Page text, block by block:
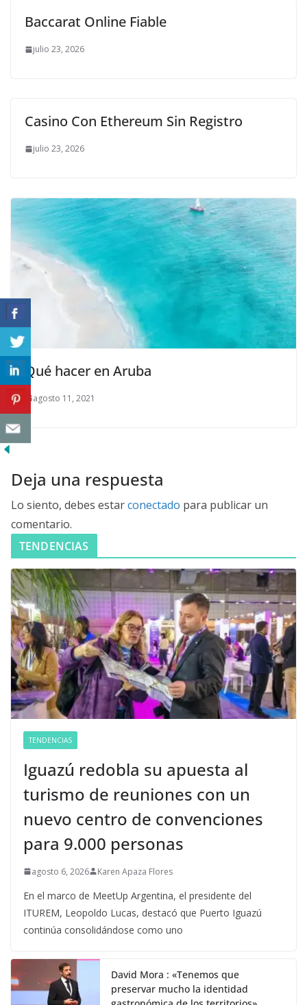
Baccarat Online Fiable
julio 23, 2026
Casino Con Ethereum Sin Registro
julio 23, 2026
Qué hacer en Aruba
agosto 11, 2021
Deja una respuesta
Lo siento, debes estarconectado para publicar un
comentario.
TENDENCIAS
TENDENCIAS
Iguazú redobla su apuesta al
turismo de reuniones con un
nuevo centro de convenciones
para 9.000 personas
agosto 6, 2026 Karen Apaza Flores
En el marco de MeetUp Argentina, el presidente del
ITUREM, Leopoldo Lucas, destacó que Puerto Iguazú
continúa consolidándose como uno
David Mora : «Tenemos que
preservar mucho la identidad